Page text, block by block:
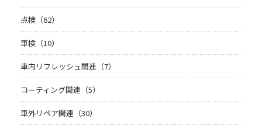
点検（62）
車検（10）
車内リフレッシュ関連（7）
コーティング関連（5）
車外リペア関連（30）